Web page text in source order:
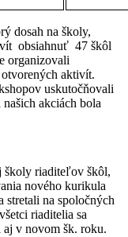
dosah na školy,
obsiahnuť 47 škôl
organizovali
aktivít.
uskutočňovali
akciách bola
školy riaditeľov škôl,
nového kurikula
na spoločných
riaditelia sa
v novom šk. roku.